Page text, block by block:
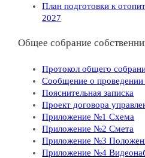
План подготовки к
2027
Общее собрание
Протокол общего
Сообщение о проведении
Пояснительная записка
Проект договора
Приложение №1 Схема
Приложение №2 Смета
Приложение №3
Приложение №4